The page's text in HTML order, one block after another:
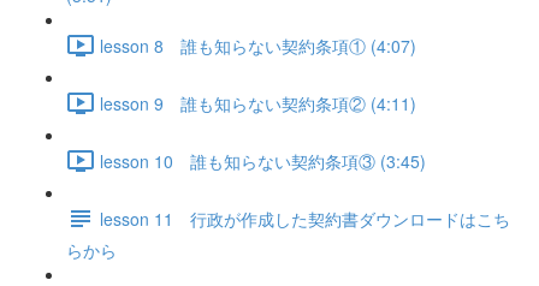
lesson 8 誰も知らない契約条項① (4:07)
lesson 9 誰も知らない契約条項② (4:11)
lesson 10 誰も知らない契約条項③ (3:45)
lesson 11 行政が作成した契約書ダウンロードはこち
らから